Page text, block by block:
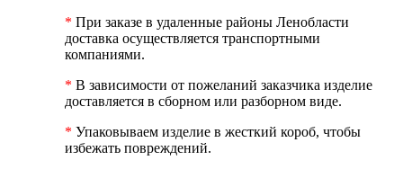
* При заказе в удаленные районы Ленобласти
доставка осуществляется транспортными
компаниями.
* В зависимости от пожеланий заказчика изделие
доставляется в сборном или разборном виде.
* Упаковываем изделие в жесткий короб, чтобы
избежать повреждений.